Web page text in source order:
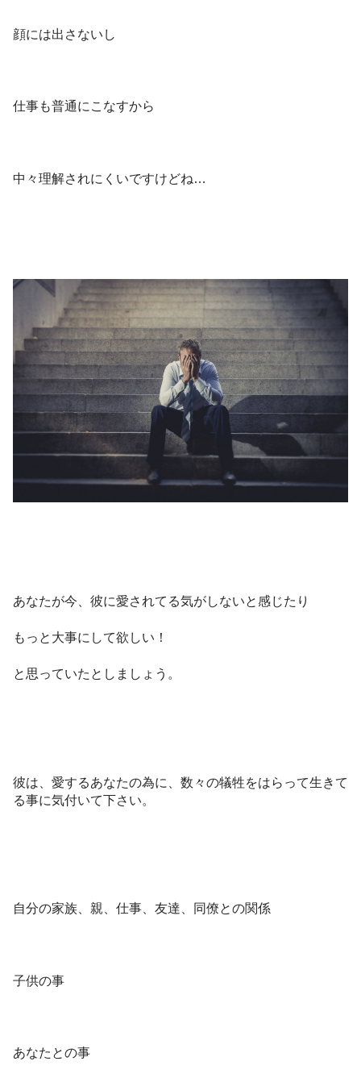
スーパーサイキック講座
無料ニュースレター💖
顔には出さないし
仕事も普通にこなすから
中々理解されにくいですけどね…
あなたが今、彼に愛されてる気がしないと感じたり
もっと大事にして欲しい！
と思っていたとしましょう。
彼は、愛するあなたの為に、数々の犠牲をはらって生きて
る事に気付いて下さい。
自分の家族、親、仕事、友達、同僚との関係
子供の事
あなたとの事